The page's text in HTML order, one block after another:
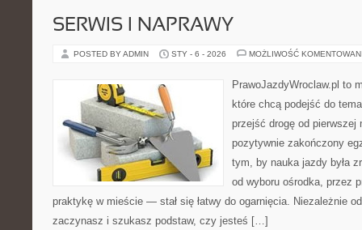
SERWIS I NAPRAWY
POSTED BY ADMIN STY - 6 - 2026 MOŻLIWOŚĆ
PrawoJazdyWroclaw.pl to
które chcą podejść do
przejść drogę od pierwszej
pozytywnie zakończony
tym, by nauka jazdy była
od wyboru ośrodka, przez
praktykę w mieście — stał się łatwy do ogarnięcia. Niezależnie
zaczynasz i szukasz podstaw, czy jesteś […]